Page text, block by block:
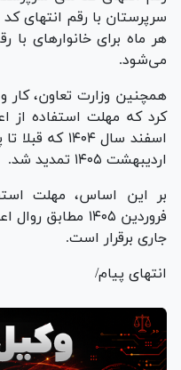
می‌شود.
همچنین وزارت تعاون، کار
کرد که مهلت استفاده از
اردیبهشت ۱۴۰۵ تمدید شد.
بر این اساس، مهلت
فروردین ۱۴۰۵
جاری برقرار است.
انتهای پیام/